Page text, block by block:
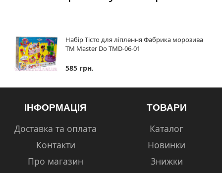
Набір Тісто для ліплення Фабрика морозива
ТМ Master Do TMD-06-01
585 грн.
ІНФОРМАЦІЯ
Доставка та оплата
Контакти
Про магазин
ТОВАРИ
Каталог
Новинки
Знижки